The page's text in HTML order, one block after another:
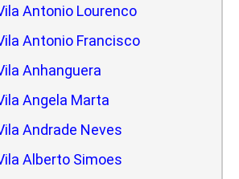
Antonio Lourenco
Antonio Francisco
Anhanguera
Angela Marta
Andrade Neves
Alberto Simoes